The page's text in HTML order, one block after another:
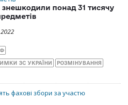
понад 31 тисячу
ЗС УКРАЇНИ РОЗМІНУВАННЯ